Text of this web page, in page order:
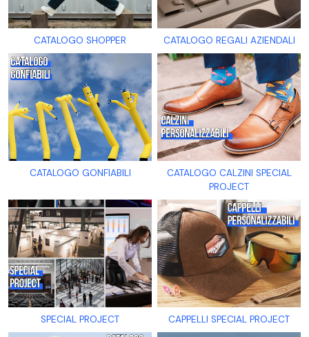
CATALOGO SHOPPER CATALOGO REGALI AZIENDALI
CATALOGO GONFIABILI
CATALOGO CALZINI SPECIAL
PROJECT
SPECIAL PROJECT CAPPELLI SPECIAL PROJECT